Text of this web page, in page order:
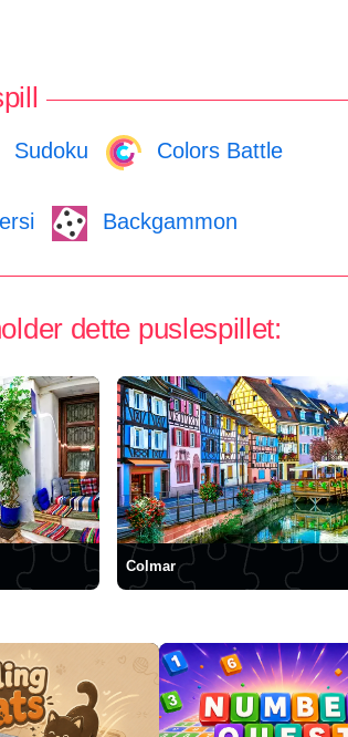
Sudoku Colors Battle
Backgammon
dette puslespillet:
Colmar